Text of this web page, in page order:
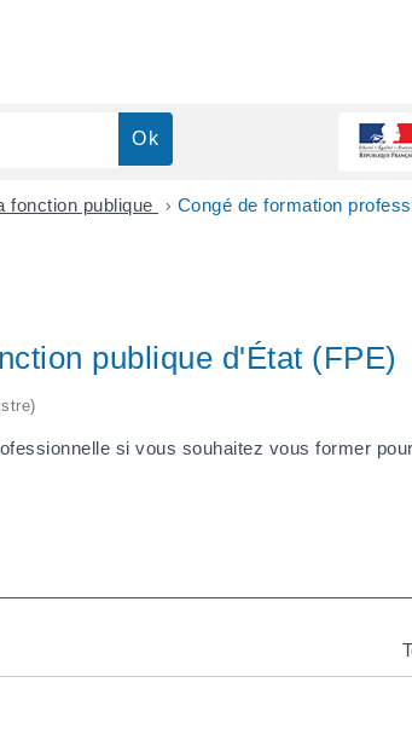
fonction publique > Congé de formation
publique d'État (FPE)
si vous souhaitez vous former